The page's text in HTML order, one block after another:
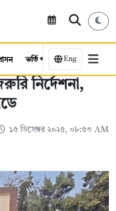
ভর্তি পরীক্ষা কর্মসংস্থান
Eng
নির্দেশনা,
১৫ ডিসেম্বর ২০২৫, ০৮:৫৩ AM